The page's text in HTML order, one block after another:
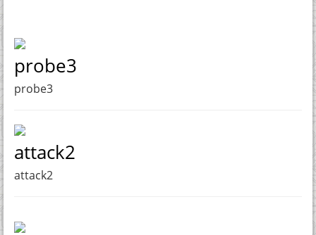
probe3
probe3
attack2
attack2